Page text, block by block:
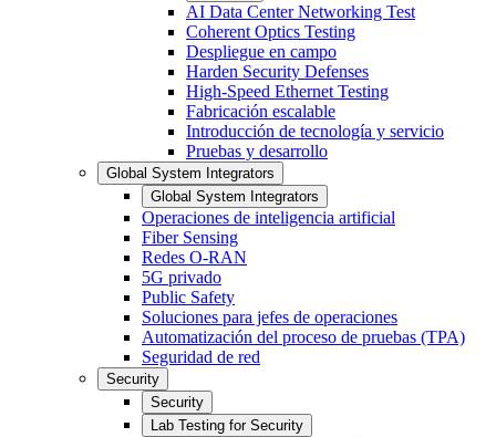
AI Data Center Networking Test
Coherent Optics Testing
Despliegue en campo
Harden Security Defenses
High-Speed Ethernet Testing
Fabricación escalable
Introducción de tecnología y servicio
Pruebas y desarrollo
Global System Integrators
Global System Integrators
Operaciones de inteligencia artificial
Fiber Sensing
Redes O-RAN
5G privado
Public Safety
Soluciones para jefes de operaciones
Automatización del proceso de pruebas (TPA)
Seguridad de red
Security
Security
Lab Testing for Security